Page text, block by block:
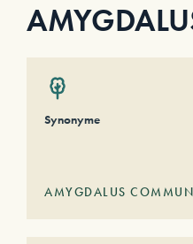
Synonyme
AMYGDALUS